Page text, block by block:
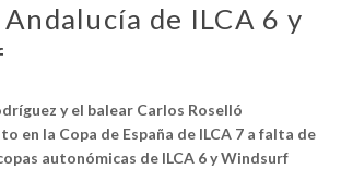
Andalucía de ILCA 6 y
y el balear Carlos Roselló
en la Copa de España de ILCA 7 a falta de
autonómicas de ILCA 6 y Windsurf